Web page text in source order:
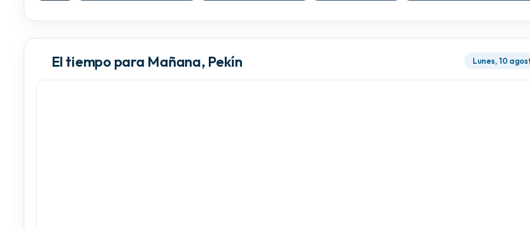
El tiempo para Mañana, Pekín Lunes, 10